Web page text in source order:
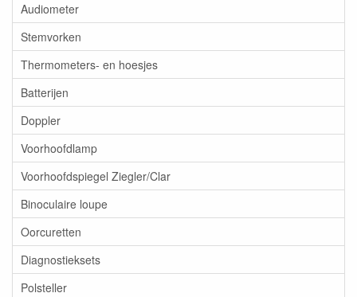
Audiometer
Stemvorken
Thermometers- en hoesjes
Batterijen
Doppler
Voorhoofdlamp
Voorhoofdspiegel Ziegler/Clar
Binoculaire loupe
Oorcuretten
Diagnostieksets
Polsteller